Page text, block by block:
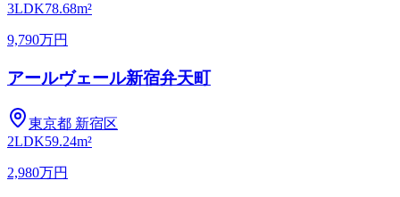
3LDK78.68m²
9,790万円
アールヴェール新宿弁天町
東京都 新宿区
2LDK59.24m²
2,980万円